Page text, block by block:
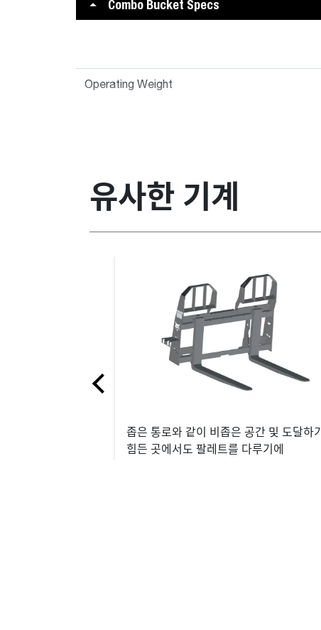
Combo Bucket Specs
Operating Weight
유사한 기계
좁은 통로와 같이 비좁은 공간 및 도달하기
힘든 곳에서도 팔레트를 다루기에